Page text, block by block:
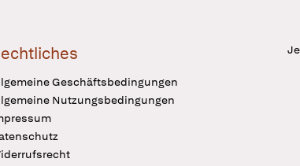
Geschäftsbedingungen
Nutzungsbedingungen